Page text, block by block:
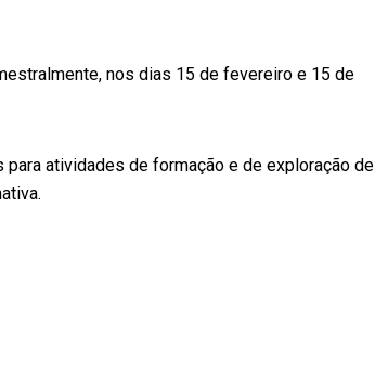
nos dias 15 de fevereiro e 15 de
atividades de formação e de exploração de